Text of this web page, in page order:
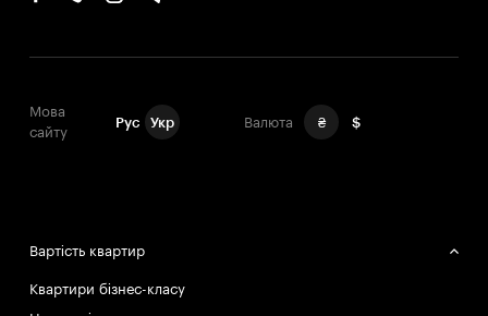
Мова
сайту
Рус Укр Валюта ₴ $
Вартість квартир
Квартири бізнес-класу